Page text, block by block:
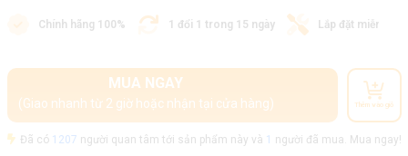
Chính hãng 100% 1 đổi 1 trong 15 ngày Lắp đặt miễn phí
MUA NGAY
(Giao nhanh từ 2 giờ hoặc nhận tại cửa hàng) Thêm vào giỏ
Đã có 1207 người quan tâm tới sản phẩm này và 1 người đã mua. Mua ngay!